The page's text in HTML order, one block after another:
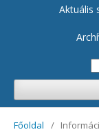
Aktuális
Főoldal /